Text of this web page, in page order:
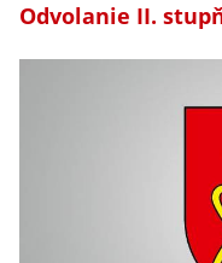
Odvolanie II.